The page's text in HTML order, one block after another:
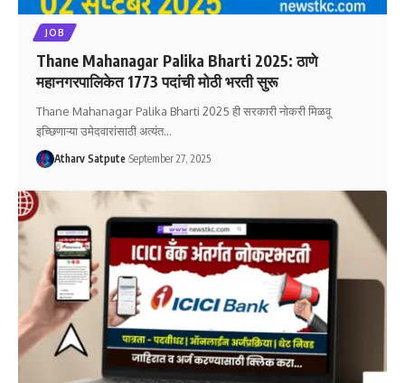
JOB
Thane Mahanagar Palika Bharti 2025: ठाणे
महानगरपालिकेत 1773 पदांची मोठी भरती सुरू
Thane Mahanagar Palika Bharti 2025 ही सरकारी नोकरी मिळवू
इच्छिणाऱ्या उमेदवारांसाठी अत्यंत…
Atharv Satpute September 27, 2025